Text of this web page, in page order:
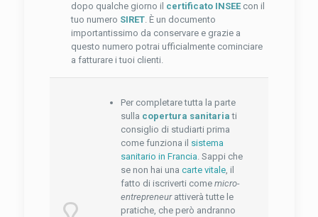
dopo qualche giorno il certificato INSEEcon il
tuo numero SIRET. È un documento
importantissimo da conservare e grazie a
questo numero potrai ufficialmente cominciare
a fatturare i tuoi clienti.
Per completare tutta la parte
sulla copertura sanitaria ti
consiglio di studiarti prima
come funziona il sistema
sanitario in Francia. Sappi che
se non hai una carte vitale, il
fatto di iscriverti come micro-
entrepreneurattiverà tutte le
pratiche, che però andranno